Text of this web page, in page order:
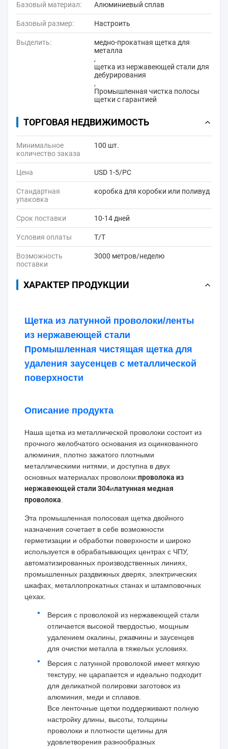
Базовый материал: Алюминиевый сплав
Базовый размер: Настроить
Выделить:
медно-прокатная щетка для
металла
,
щетка из нержавеющей стали для
дебурирования
,
Промышленная чистка полосы
щетки с гарантией
ТОРГОВАЯ НЕДВИЖИМОСТЬ
Минимальное
количество заказа
100 шт.
Цена USD 1-5/PC
Стандартная
упаковка
коробка для коробки или поливуд
Срок поставки 10-14 дней
Условия оплаты Т/Т
Возможность
поставки
3000 метров/неделю
ХАРАКТЕР ПРОДУКЦИИ
Щетка из латунной проволоки/ленты
из нержавеющей стали
Промышленная чистящая щетка для
удаления заусенцев с металлической
поверхности
Описание продукта
Наша щетка из металлической проволоки состоит из
прочного желобчатого основания из оцинкованного
алюминия, плотно зажатого плотными
металлическими нитями, и доступна в двух
основных материалах проволоки:проволока из
нержавеющей стали 304илатунная медная
проволока
Эта промышленная полосовая щетка двойного
назначения сочетает в себе возможности
герметизации и обработки поверхности и широко
используется в обрабатывающих центрах с ЧПУ,
автоматизированных производственных линиях,
промышленных раздвижных дверях, электрических
шкафах, металлопрокатных станах и штамповочных
цехах.
Версия с проволокой из нержавеющей стали
отличается высокой твердостью, мощным
удалением окалины, ржавчины и заусенцев
для очистки металла в тяжелых условиях.
Версия с латунной проволокой имеет мягкую
текстуру, не царапается и идеально подходит
для деликатной полировки заготовок из
алюминия, меди и сплавов.
Все ленточные щетки поддерживают полную
настройку длины, высоты, толщины
проволоки и плотности щетины для
удовлетворения разнообразных